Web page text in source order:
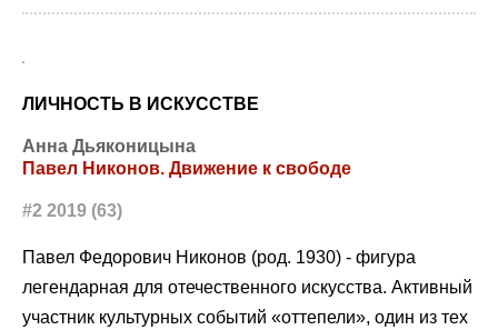
ЛИЧНОСТЬ В ИСКУССТВЕ
Анна Дьяконицына
Павел Никонов. Движение к свободе
#2 2019 (63)
Павел Федорович Никонов (род. 1930) - фигура
легендарная для отечественного искусства. Активный
участник культурных событий «оттепели», один из тех